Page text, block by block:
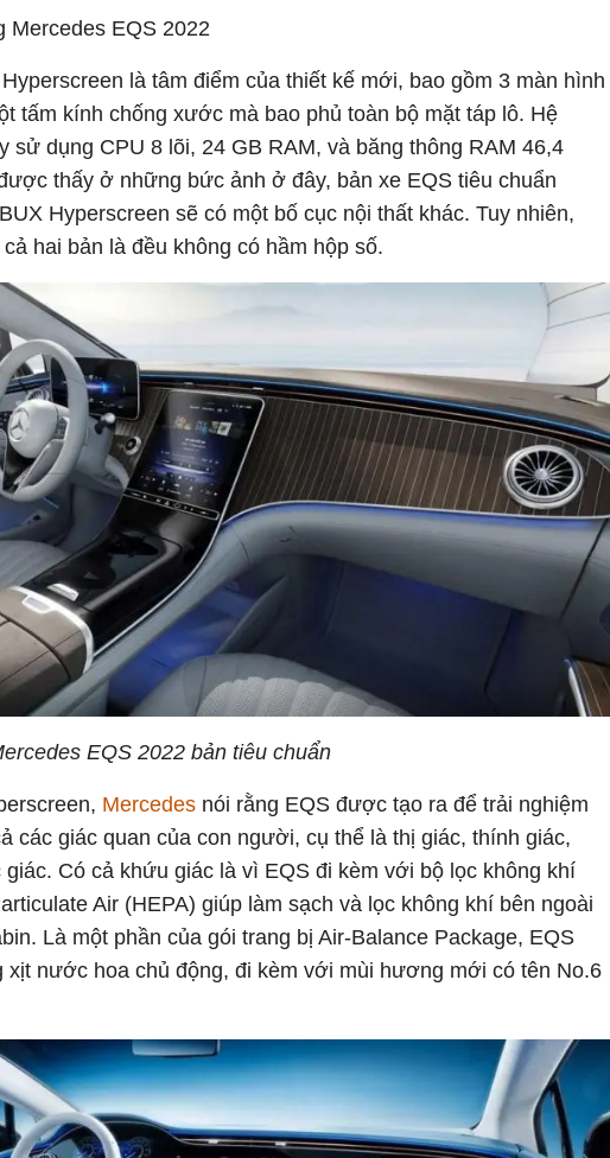
Mercedes EQS 2022
là tâm điểm của thiết kế mới, bao gồm 3 màn hình
tấm kính chống xước mà bao phủ toàn bộ mặt táp lô. Hệ
sử dụng CPU 8 lõi, 24 GB RAM, và băng thông RAM 46,4
thấy ở những bức ảnh ở đây, bản xe EQS tiêu chuẩn
Hyperscreen sẽ có một bố cục nội thất khác. Tuy nhiên,
hai bản là đều không có hầm hộp số.
EQS 2022 bản tiêu chuẩn
Mercedes nói rằng EQS được tạo ra để trải nghiệm
các giác quan của con người, cụ thể là thị giác, thính giác,
giác. Có cả khứu giác là vì EQS đi kèm với bộ lọc không khí
Air (HEPA) giúp làm sạch và lọc không khí bên ngoài
Là một phần của gói trang bị Air-Balance Package, EQS
xịt nước hoa chủ động, đi kèm với mùi hương mới có tên No.6